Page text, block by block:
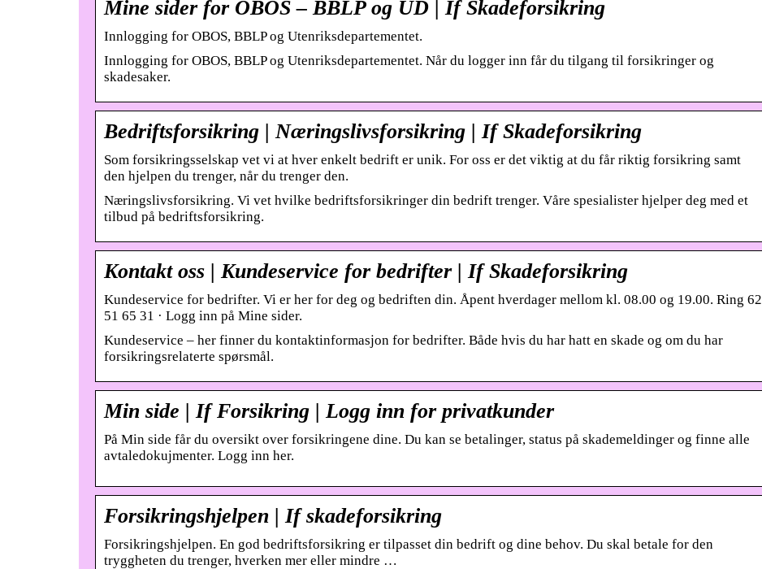
Mine sider for OBOS – BBLP og UD | If Skadeforsikring
Innlogging for OBOS, BBLP og Utenriksdepartementet.
Innlogging for OBOS, BBLP og Utenriksdepartementet. Når du logger inn får du tilgang til forsikringer og
skadesaker.
Bedriftsforsikring | Næringslivsforsikring | If Skadeforsikring
Som forsikringsselskap vet vi at hver enkelt bedrift er unik. For oss er det viktig at du får riktig forsikring samt
den hjelpen du trenger, når du trenger den.
Næringslivsforsikring. Vi vet hvilke bedriftsforsikringer din bedrift trenger. Våre spesialister hjelper deg med et
tilbud på bedriftsforsikring.
Kontakt oss | Kundeservice for bedrifter | If Skadeforsikring
Kundeservice for bedrifter. Vi er her for deg og bedriften din. Åpent hverdager mellom kl. 08.00 og 19.00. Ring 62
51 65 31 · Logg inn på Mine sider.
Kundeservice – her finner du kontaktinformasjon for bedrifter. Både hvis du har hatt en skade og om du har
forsikringsrelaterte spørsmål.
Min side | If Forsikring | Logg inn for privatkunder
På Min side får du oversikt over forsikringene dine​. Du kan se betalinger, status på skademeldinger og finne alle
avtaledokujmenter. Logg inn her.
Forsikringshjelpen | If skadeforsikring
Forsikringshjelpen. En god bedriftsforsikring er tilpasset din bedrift og dine behov. Du skal betale for den
tryggheten du trenger, hverken mer eller mindre …